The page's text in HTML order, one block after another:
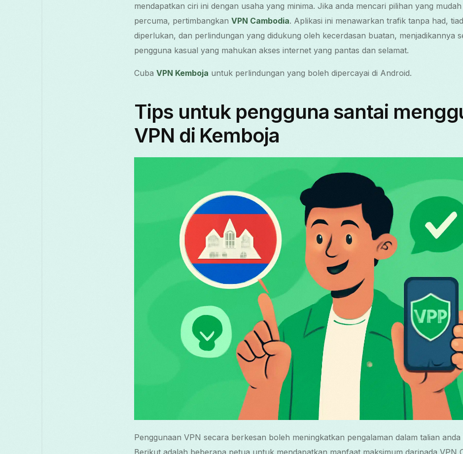
mendapatkan ciri ini dengan usaha yang minima. Jika anda mencari pilihan yang
percuma, pertimbangkan VPN Cambodia. Aplikasi ini menawarkan trafik tanpa had,
diperlukan, dan perlindungan yang didukung oleh kecerdasan buatan, menjadikannya
pengguna kasual yang mahukan akses internet yang pantas dan selamat.
Cuba VPN Kemboja untuk perlindungan yang boleh dipercayai di Android.
Tips untuk pengguna santai
VPN di Kemboja
Penggunaan VPN secara berkesan boleh meningkatkan pengalaman dalam talian anda
Berikut adalah beberapa petua untuk mendapatkan manfaat maksimum daripada VPN